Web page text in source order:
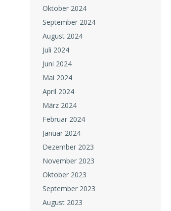
Oktober 2024
September 2024
August 2024
Juli 2024
Juni 2024
Mai 2024
April 2024
März 2024
Februar 2024
Januar 2024
Dezember 2023
November 2023
Oktober 2023
September 2023
August 2023